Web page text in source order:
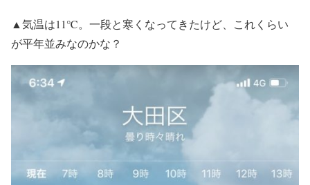
▲気温は11℃。一段と寒くなってきたけど、これくらい
が平年並みなのかな？